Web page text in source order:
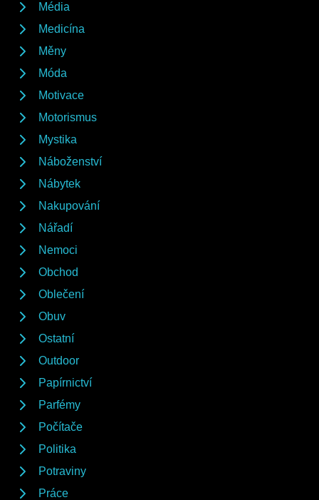
Média
Medicína
Měny
Móda
Motivace
Motorismus
Mystika
Náboženství
Nábytek
Nakupování
Nářadí
Nemoci
Obchod
Oblečení
Obuv
Ostatní
Outdoor
Papírnictví
Parfémy
Počítače
Politika
Potraviny
Práce